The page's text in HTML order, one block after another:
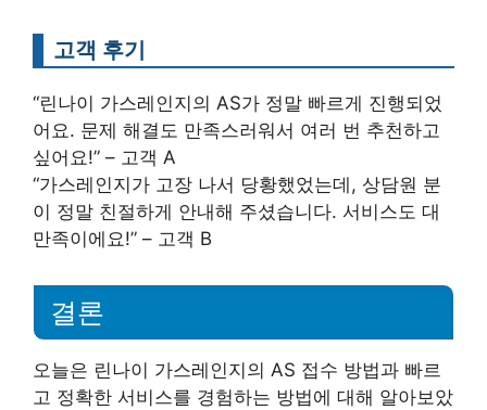
고객 후기
“린나이 가스레인지의 AS가 정말 빠르게 진행되었
어요. 문제 해결도 만족스러워서 여러 번 추천하고
싶어요!” – 고객 A
“가스레인지가 고장 나서 당황했었는데, 상담원 분
이 정말 친절하게 안내해 주셨습니다. 서비스도 대
만족이에요!” – 고객 B
결론
오늘은 린나이 가스레인지의 AS 접수 방법과 빠르
고 정확한 서비스를 경험하는 방법에 대해 알아보았